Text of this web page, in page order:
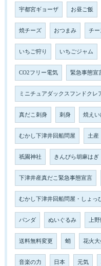
宇都宮ギョーザ お昼ご飯
焼チーズ おつまみ チー
いちご狩り いちごジャム
CO2フリー電気 緊急事態宣
ミニチュアダックスフンドクレ
真だこ刺身 刺身 焼えい
むかし下津井回船問屋 土産
祇園神社 きんぴら胡麻はぎ
下津井産真だこ緊急事態宣言
むかし下津井回船問屋・しょっ
パンダ ぬいぐるみ 上
送料無料変更 蛸 花火大
音楽の力 日本 元気